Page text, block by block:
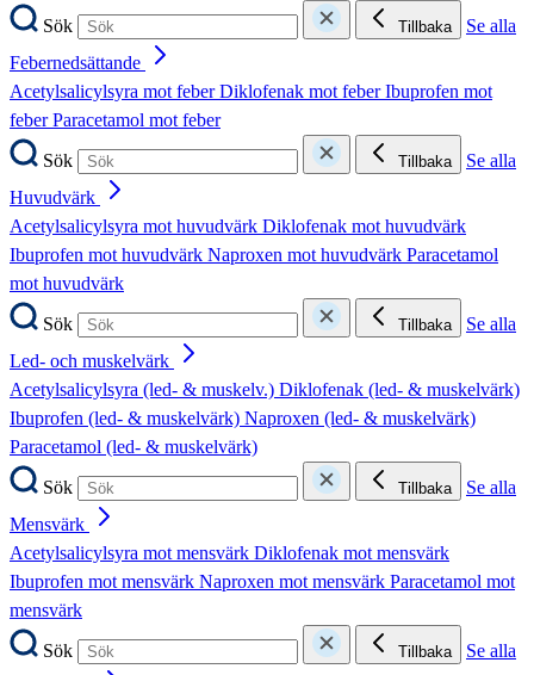
Sök
Tillbaka
Se alla
Febernedsättande
Acetylsalicylsyra mot feberDiklofenak mot feberIbuprofen mot
feberParacetamol mot feber
Sök
Tillbaka
Se alla
Huvudvärk
Acetylsalicylsyra mot huvudvärk Diklofenak mot huvudvärk
Ibuprofen mot huvudvärk Naproxen mot huvudvärk Paracetamol
mot huvudvärk
Sök
Tillbaka
Se alla
Led- och muskelvärk
Acetylsalicylsyra (led- & muskelv.) Diklofenak (led- & muskelvärk)
Ibuprofen (led- & muskelvärk) Naproxen (led- & muskelvärk)
Paracetamol (led- & muskelvärk)
Sök
Tillbaka
Se alla
Mensvärk
Acetylsalicylsyra mot mensvärk Diklofenak mot mensvärk
Ibuprofen mot mensvärk Naproxen mot mensvärk Paracetamol mot
mensvärk
Sök
Tillbaka
Se alla